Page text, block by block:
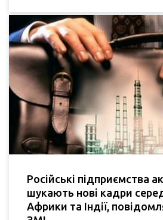
Російські підприємства
шукають нові кадри
Африки та Індії,